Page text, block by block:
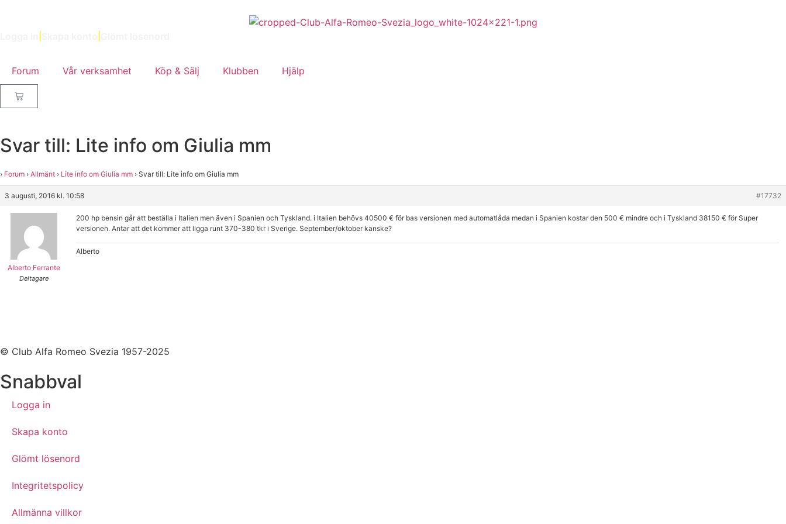
Forum Vår verksamhet Köp & Sälj Klubben Hjälp
Svar till: Lite info om Giulia mm
› Forum › Allmänt › Lite info om Giulia mm › Svar till: Lite info om Giulia mm
3 augusti, 2016 kl. 10:58 #17732
Alberto Ferrante
Deltagare
200 hp bensin går att beställa i Italien men även i Spanien och Tyskland. i Italien behövs 40500 € för bas versionen med automatlåda medan i Spanien kostar den 500 € mindre och i Tyskland 38150 € för Super
versionen. Antar att det kommer att ligga runt 370-380 tkr i Sverige. September/oktober kanske?
Alberto
© Club Alfa Romeo Svezia 1957-2025
Snabbval
Logga in
Skapa konto
Glömt lösenord
Integritetspolicy
Allmänna villkor